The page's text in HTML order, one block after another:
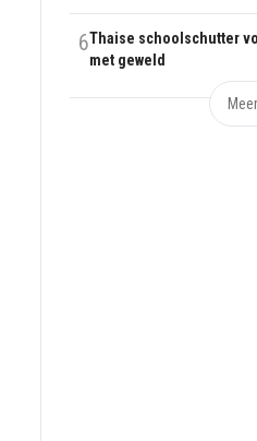
6Thaise schoolschutter
met geweld